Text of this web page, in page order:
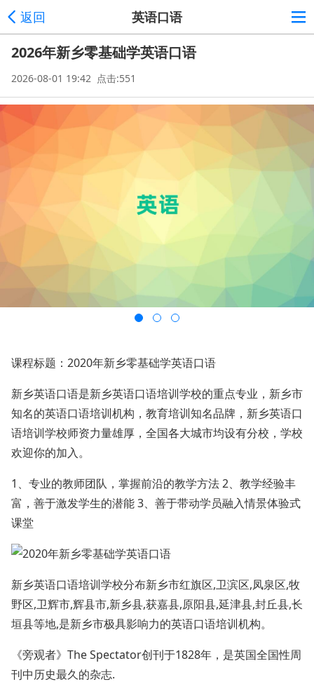
返回 英语口语
2026年新乡零基础学英语口语
2026-08-01 19:42 点击:551
课程标题：2020年新乡零基础学英语口语
新乡英语口语是新乡英语口语培训学校的重点专业，新乡市
知名的英语口语培训机构，教育培训知名品牌，新乡英语口
语培训学校师资力量雄厚，全国各大城市均设有分校，学校
欢迎你的加入。
1、专业的教师团队，掌握前沿的教学方法 2、教学经验丰
富，善于激发学生的潜能 3、善于带动学员融入情景体验式
课堂
新乡英语口语培训学校分布新乡市红旗区,卫滨区,凤泉区,牧
野区,卫辉市,辉县市,新乡县,获嘉县,原阳县,延津县,封丘县,长
垣县等地,是新乡市极具影响力的英语口语培训机构。
《旁观者》The Spectator创刊于1828年，是英国全国性周
刊中历史最久的杂志.